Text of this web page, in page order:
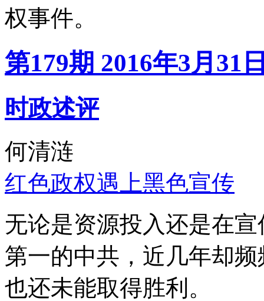
权事件。
第179期 2016年3月31
时政述评
何清涟
红色政权遇上黑色宣传
无论是资源投入还是在
第一的中共，近几年却
也还未能取得胜利。